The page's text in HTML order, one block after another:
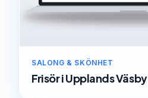
SALONG & SKÖNHET
FrisöriUpplands Väsby